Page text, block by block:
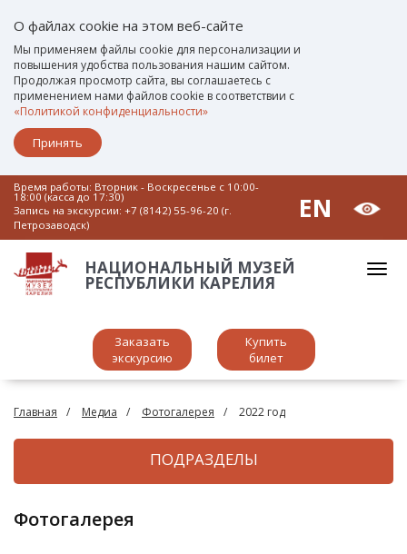
О файлах cookie на этом веб-сайте
Мы применяем файлы cookie для персонализации и
повышения удобства пользования нашим сайтом.
Продолжая просмотр сайта, вы соглашаетесь с
применением нами файлов cookie в соответствии с
«Политикой конфиденциальности»
Принять
Время работы: Вторник - Воскресенье c 10:00-
18:00 (касса до 17:30)
Запись на экскурсии: +7 (8142) 55-96-20 (г.
Петрозаводск)
EN
НАЦИОНАЛЬНЫЙ МУЗЕЙ
РЕСПУБЛИКИ КАРЕЛИЯ
Заказать
экскурсию
Купить
билет
Главная Медиа Фотогалерея 2022 год
ПОДРАЗДЕЛЫ
Фотогалерея